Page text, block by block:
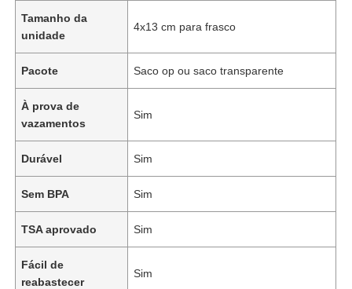
Tamanho da
unidade
4x13 cm para frasco
Pacote Saco op ou saco transparente
À prova de
vazamentos
Sim
Durável Sim
Sem BPA Sim
TSA aprovado Sim
Fácil de
reabastecer
Sim